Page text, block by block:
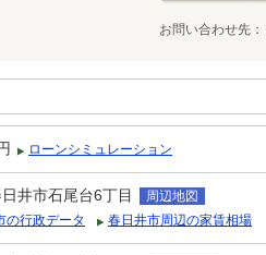
お問い合わせ先
ローンシミュレーション
井市石尾台6丁目
周辺地図
の行政データ
春日井市周辺の家賃相場